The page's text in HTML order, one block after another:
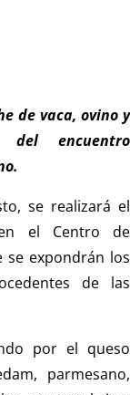
de vaca, ovino y
del encuentro
se realizará el
el Centro de
se expondrán los
de las
por el queso
parmesano,